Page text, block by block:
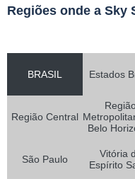
Regiões onde a Sky
BRASIL Estados
Região Central
Belo
São Paulo
Vitória
Espírito